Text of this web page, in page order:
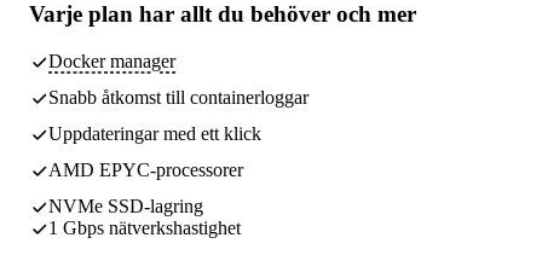
Varje plan har allt du behöver och mer
Docker manager
Snabb åtkomst till containerloggar
Uppdateringar med ett klick
AMD EPYC-processorer
NVMe SSD-lagring
1 Gbps nätverkshastighet